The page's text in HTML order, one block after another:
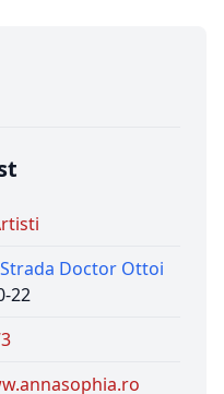
Strada Doctor Ottoi
22